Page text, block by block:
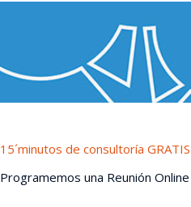
15´minutos de consultoría GRATIS
Programemos una Reunión Online